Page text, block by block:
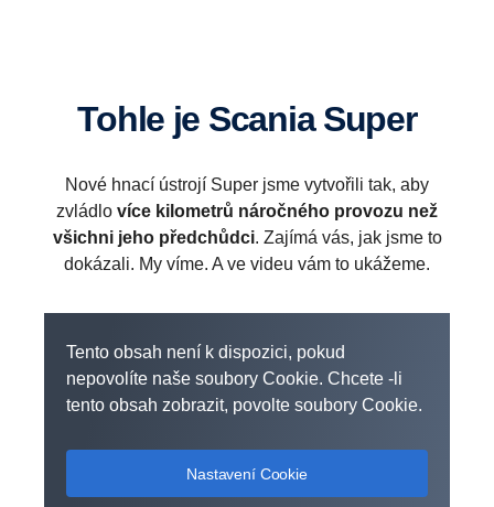
Tohle je Scania Super
Nové hnací ústrojí Super jsme vytvořili tak, aby
zvládlo více kilometrů náročného provozu než
všichni jeho předchůdci. Zajímá vás, jak jsme to
dokázali. My víme. A ve videu vám to ukážeme.
Tento obsah není k dispozici, pokud
nepovolíte naše soubory Cookie. Chcete -li
tento obsah zobrazit, povolte soubory Cookie.
Nastavení Cookie